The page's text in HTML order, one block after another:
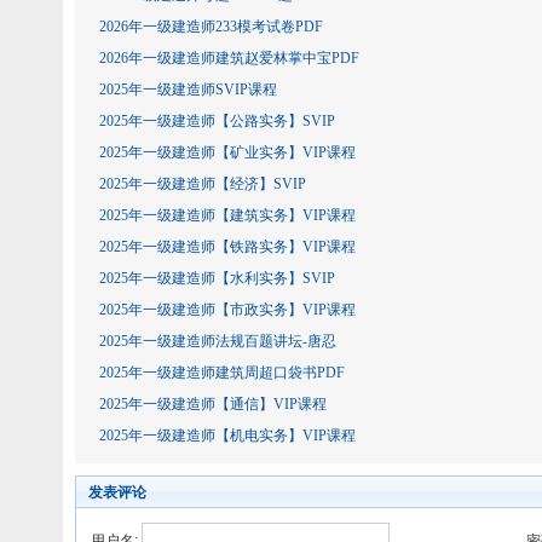
2026年一级建造师233模考试卷PDF
2026年一级建造师建筑赵爱林掌中宝PDF
2025年一级建造师SVIP课程
2025年一级建造师【公路实务】SVIP
2025年一级建造师【矿业实务】VIP课程
2025年一级建造师【经济】SVIP
2025年一级建造师【建筑实务】VIP课程
2025年一级建造师【铁路实务】VIP课程
2025年一级建造师【水利实务】SVIP
2025年一级建造师【市政实务】VIP课程
2025年一级建造师法规百题讲坛-唐忍
2025年一级建造师建筑周超口袋书PDF
2025年一级建造师【通信】VIP课程
2025年一级建造师【机电实务】VIP课程
发表评论